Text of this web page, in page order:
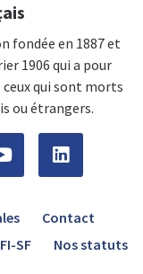
fondée en 1887 et
1906 qui a pour
qui sont morts
ou étrangers.
Contact
SF Nos statuts